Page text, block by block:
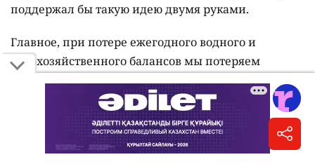
поддержал бы такую идею двумя руками.
Главное, при потере ежегодного водного и
водохозяйственного балансов мы потеряем
возможность составления такого стратегического
документа, как "Схемы комплексного
использования и охраны водных ресурсов речного
бассейна". А это повлечёт за собой невозможность
составления Генеральной схемы комплексного